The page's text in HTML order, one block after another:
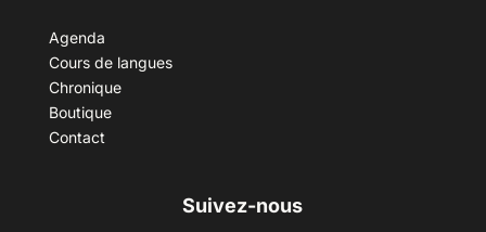
Agenda
Cours de langues
Chronique
Boutique
Contact
Suivez-nous